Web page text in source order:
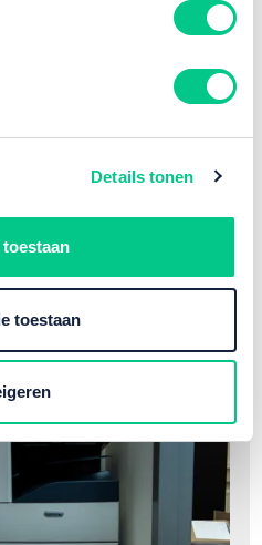
Details tonen
toestaan
de voordelen voor